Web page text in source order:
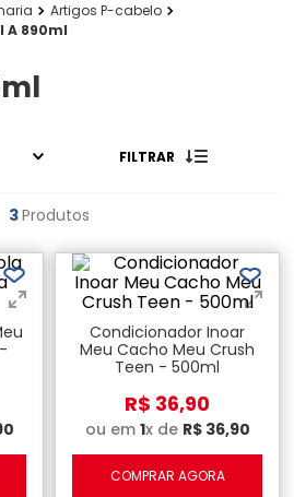
Artigos P-cabelo
A 890ml
FILTRAR
3Produtos
Condicionador Inoar
Meu Cacho Meu Crush
Teen - 500ml
R$ 36,90
ou em 1x de R$ 36,90
COMPRAR AGORA